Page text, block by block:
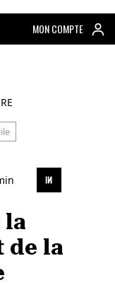
MON COMPTE
la
de la